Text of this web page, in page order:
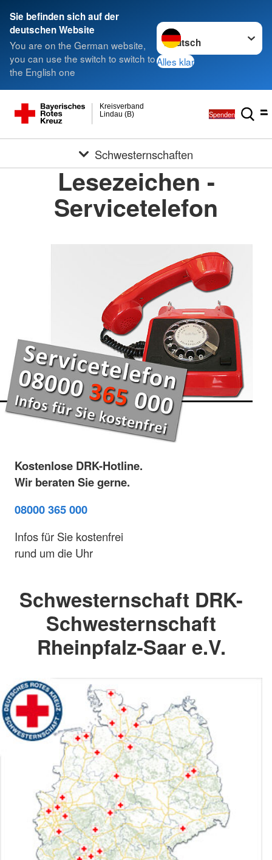
Sie befinden sich auf der
deutschen Website
You are on the German website,
you can use the switch to switch to
the English one
Sprache wechseln zu
Alles klar
Lindau (B)
Kreisverband
Spenden
Schwesternschaften
Lesezeichen -
Servicetelefon
Kostenlose DRK-Hotline.
Wir beraten Sie gerne.
08000 365 000
Infos für Sie kostenfrei
rund um die Uhr
Schwesternschaft DRK-
Schwesternschaft
Rheinpfalz-Saar e.V.